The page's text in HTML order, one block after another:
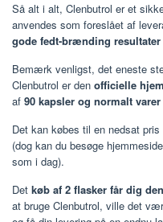
Så alt i alt, Clenbutrol er et
anvendes som foreslået af
gode fedt-brænding
Bemærk venligst, det eneste
Clenbutrol er den officielle
af 90 kapsler og normalt varer
Det kan købes til en nedsat
(dog kan du besøge
som i dag).
Det køb af 2 flasker får dig
at bruge Clenbutrol, ville det